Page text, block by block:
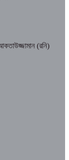
(রনি)